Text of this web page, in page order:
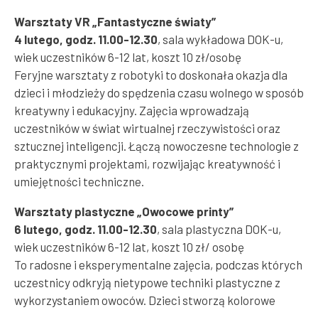
Warsztaty VR „Fantastyczne światy”
4 lutego, godz. 11.00-12.30, sala wykładowa DOK-u,
wiek uczestników 6-12 lat, koszt 10 zł/osobę
Feryjne warsztaty z robotyki to doskonała okazja dla
dzieci i młodzieży do spędzenia czasu wolnego w sposób
kreatywny i edukacyjny. Zajęcia wprowadzają
uczestników w świat wirtualnej rzeczywistości oraz
sztucznej inteligencji. Łączą nowoczesne technologie z
praktycznymi projektami, rozwijając kreatywność i
umiejętności techniczne.
Warsztaty plastyczne „Owocowe printy”
6 lutego, godz. 11.00-12.30, sala plastyczna DOK-u,
wiek uczestników 6-12 lat, koszt 10 zł/ osobę
To radosne i eksperymentalne zajęcia, podczas których
uczestnicy odkryją nietypowe techniki plastyczne z
wykorzystaniem owoców. Dzieci stworzą kolorowe